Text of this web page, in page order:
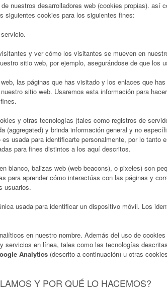
nuestros desarrolladores web (cookies propias).
siguientes cookies para los siguientes fines:
y ver cómo los visitantes se mueven en
sitio web, por ejemplo, asegurándose de que los
las páginas que has visitado y los enlaces que
sitio web. Usaremos esta información para
y otras tecnologías (tales como registros de
(aggregated) y brinda información general y no
usada para identificarte personalmente, por lo
para fines distintos a los aquí descritos.
blanco, balizas web (web beacons), o pixeles) son
para aprender cómo interactúas con las páginas y
usuarios.
usada para identificar un dispositivo móvil. Los
en nuestro nombre. Además del uso de
servicios en línea, tales como las tecnologías
Analytics (descrito a continuación) u otras
Y POR QUÉ LO HACEMOS?